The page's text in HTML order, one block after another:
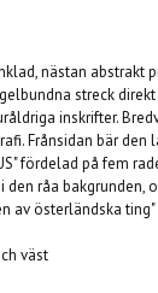
nästan abstrakt
streck
inskrifter.
Frånsidan bär den
fördelad på fem
råa bakgrunden,
av österländska
väst